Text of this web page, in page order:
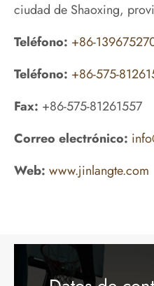
ciudad de Shaoxing,
Teléfono: +86-
Teléfono: +86-575-
Fax: +86-575-81261557
Correo electrónico:
Web: www.jinlangte.com